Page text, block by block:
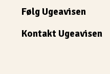
Følg Ugeavisen
Kontakt Ugeavisen